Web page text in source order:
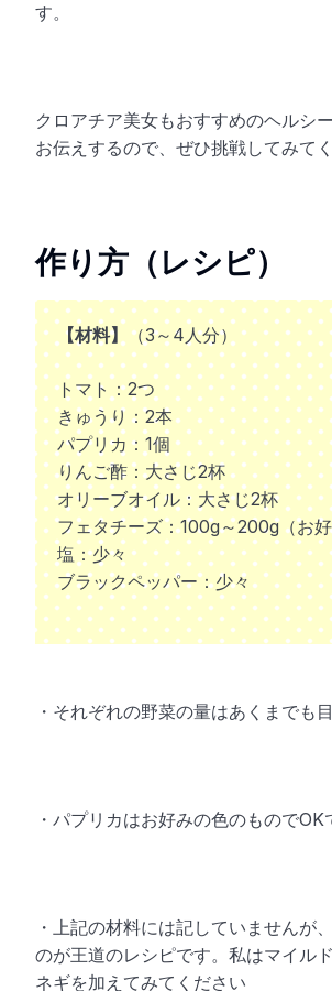
す。
クロアチア美女もおすすめのヘルシ
お伝えするので、ぜひ挑戦してみて
作り方（レシピ）
【材料】 （3～4人分）
トマト：2つ
きゅうり：2本
パプリカ：1個
りんご酢：大さじ2杯
オリーブオイル：大さじ2杯
フェタチーズ：100g～200g（お好
塩：少々
ブラックペッパー：少々
・それぞれの野菜の量はあくまでも
・パプリカはお好みの色のものでOK
・上記の材料には記していませんが
のが王道のレシピです。私はマイル
ネギを加えてみてください